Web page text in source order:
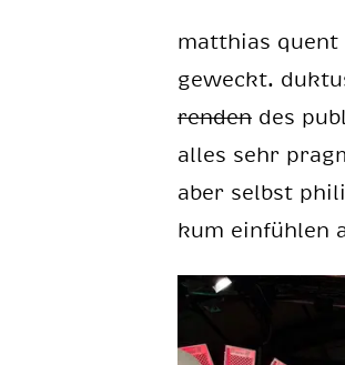
mat­thi­as
ge­weckt.
ren­den des
al­les sehr
aber selbst
kum ein­füh­len